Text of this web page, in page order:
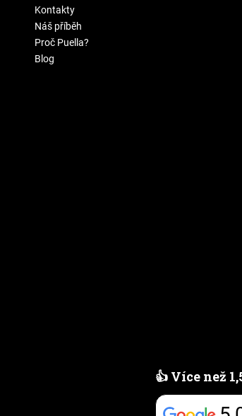
Kontakty
Náš příběh
Proč Puella?
Blog
👍 Více než